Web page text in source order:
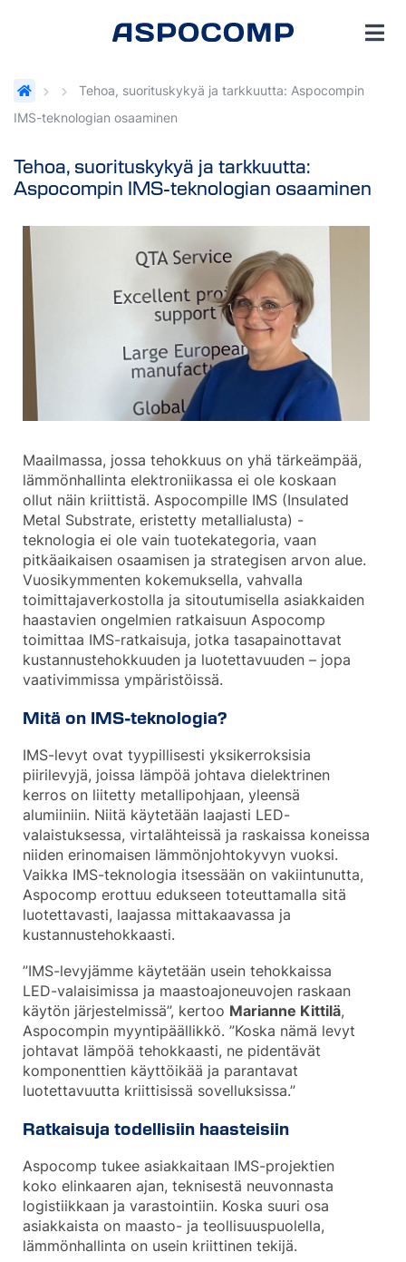
Tehoa, suorituskykyä ja tarkkuutta: Aspocompin
IMS-teknologian osaaminen
Tehoa, suorituskykyä ja tarkkuutta:
Aspocompin IMS-teknologian osaaminen
Maailmassa, jossa tehokkuus on yhä tärkeämpää,
lämmönhallinta elektroniikassa ei ole koskaan
ollut näin kriittistä. Aspocompille IMS (Insulated
Metal Substrate, eristetty metallialusta) -
teknologia ei ole vain tuotekategoria, vaan
pitkäaikaisen osaamisen ja strategisen arvon alue.
Vuosikymmenten kokemuksella, vahvalla
toimittajaverkostolla ja sitoutumisella asiakkaiden
haastavien ongelmien ratkaisuun Aspocomp
toimittaa IMS-ratkaisuja, jotka tasapainottavat
kustannustehokkuuden ja luotettavuuden – jopa
vaativimmissa ympäristöissä.
Mitä on IMS-teknologia?
IMS-levyt ovat tyypillisesti yksikerroksisia
piirilevyjä, joissa lämpöä johtava dielektrinen
kerros on liitetty metallipohjaan, yleensä
alumiiniin. Niitä käytetään laajasti LED-
valaistuksessa, virtalähteissä ja raskaissa koneissa
niiden erinomaisen lämmönjohtokyvyn vuoksi.
Vaikka IMS-teknologia itsessään on vakiintunutta,
Aspocomp erottuu edukseen toteuttamalla sitä
luotettavasti, laajassa mittakaavassa ja
kustannustehokkaasti.
”IMS-levyjämme käytetään usein tehokkaissa
LED-valaisimissa ja maastoajoneuvojen raskaan
käytön järjestelmissä”, kertoo Marianne Kittilä,
Aspocompin myyntipäällikkö. ”Koska nämä levyt
johtavat lämpöä tehokkaasti, ne pidentävät
komponenttien käyttöikää ja parantavat
luotettavuutta kriittisissä sovelluksissa.”
Ratkaisuja todellisiin haasteisiin
Aspocomp tukee asiakkaitaan IMS-projektien
koko elinkaaren ajan, teknisestä neuvonnasta
logistiikkaan ja varastointiin. Koska suuri osa
asiakkaista on maasto- ja teollisuuspuolella,
lämmönhallinta on usein kriittinen tekijä.